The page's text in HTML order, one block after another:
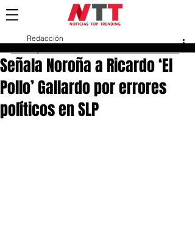
Señala Noroña a Ricardo ‘El
Pollo’ Gallardo por errores
políticos en SLP
Redacción